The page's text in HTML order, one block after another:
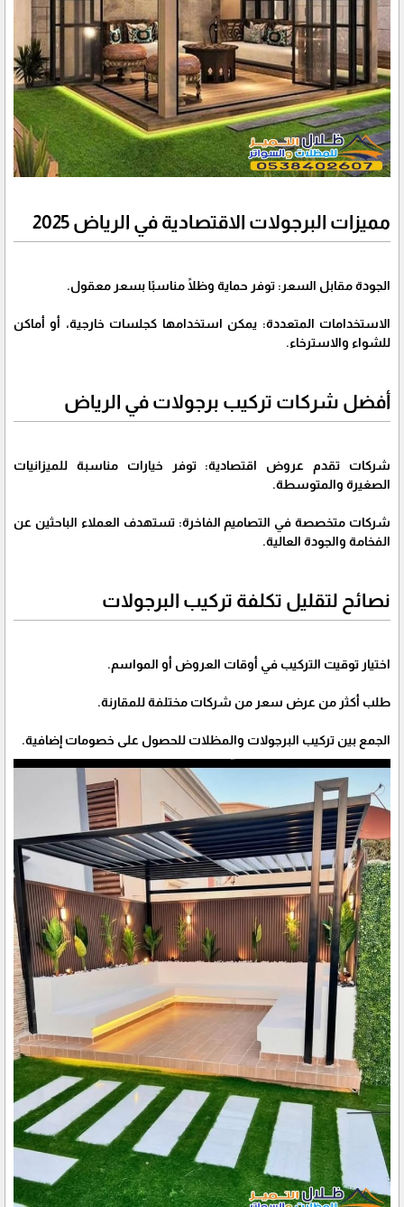
مميزات البرجولات الاقتصادية في الرياض 2025
الجودة مقابل السعر: توفر حماية وظلًا مناسبًا بسعر معقول.
الاستخدامات المتعددة: يمكن استخدامها كجلسات خارجية، أو أماكن
للشواء والاسترخاء.
أفضل شركات تركيب برجولات في الرياض
شركات تقدم عروض اقتصادية: توفر خيارات مناسبة للميزانيات
الصغيرة والمتوسطة.
شركات متخصصة في التصاميم الفاخرة: تستهدف العملاء الباحثين عن
الفخامة والجودة العالية.
نصائح لتقليل تكلفة تركيب البرجولات
اختيار توقيت التركيب في أوقات العروض أو المواسم.
طلب أكثر من عرض سعر من شركات مختلفة للمقارنة.
الجمع بين تركيب البرجولات والمظلات للحصول على خصومات إضافية.